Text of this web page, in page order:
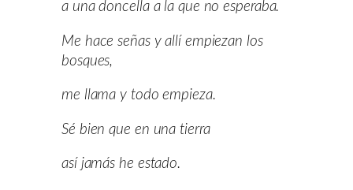
a una doncella a la que no esperaba.
Me hace señas y allí empiezan los
bosques,
me llama y todo empieza.
Sé bien que en una tierra
así jamás he estado.